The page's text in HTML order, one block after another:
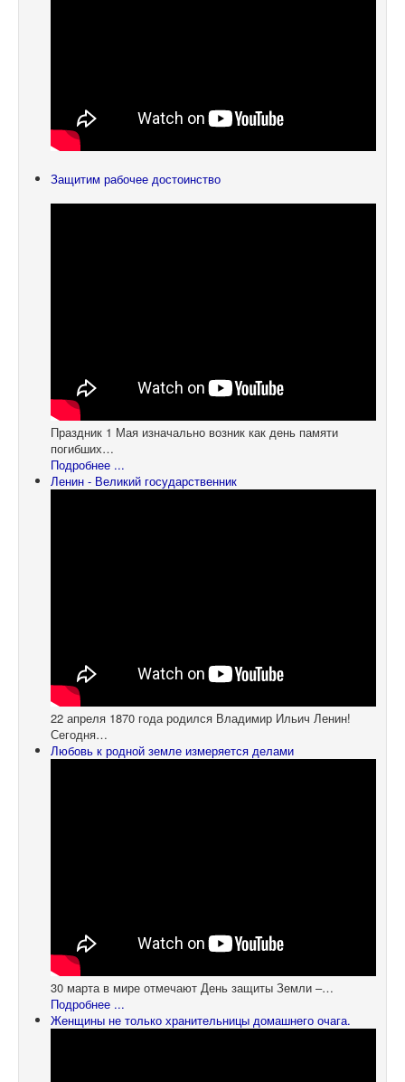
Защитим рабочее достоинство
Праздник 1 Мая изначально возник как день памяти
погибших…
Подробнее ...
Ленин - Великий государственник
22 апреля 1870 года родился Владимир Ильич Ленин!
Сегодня…
Любовь к родной земле измеряется делами
30 марта в мире отмечают День защиты Земли –…
Подробнее ...
Женщины не только хранительницы домашнего очага.